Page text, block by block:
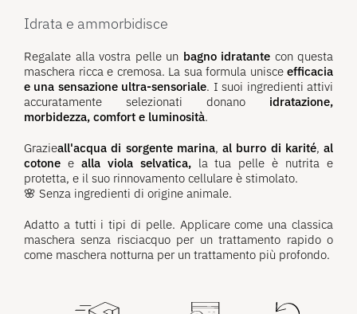
Idrata e ammorbidisce
Regalate alla vostra pelle un bagno idratante con questa
maschera ricca e cremosa. La sua formula unisce efficacia
e una sensazione ultra-sensoriale. I suoi ingredienti attivi
accuratamente selezionati donano idratazione,
morbidezza, comfort e luminosità.
Grazieall'acqua di sorgente marina, al burro di karité, al
cotone e alla viola selvatica,la tua pelle è nutrita e
protetta, e il suo rinnovamento cellulare è stimolato.
🌸 Senza ingredienti di origine animale.
Adatto a tutti i tipi di pelle. Applicare come una classica
maschera senza risciacquo per un trattamento rapido o
come maschera notturna per un trattamento più profondo.